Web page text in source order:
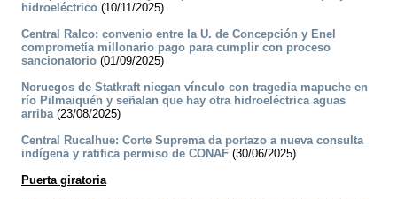
hidroeléctrico (10/11/2025)
Central Ralco: convenio entre la U. de Concepción y Enel
comprometía millonario pago para cumplir con proceso
sancionatorio (01/09/2025)
Noruegos de Statkraft niegan vínculo con tragedia mapuche en
río Pilmaiquén y señalan que hay otra hidroeléctrica aguas
arriba(23/08/2025)
Central Rucalhue: Corte Suprema da portazo a nueva consulta
indígena y ratifica permiso de CONAF (30/06/2025)
Puerta giratoria